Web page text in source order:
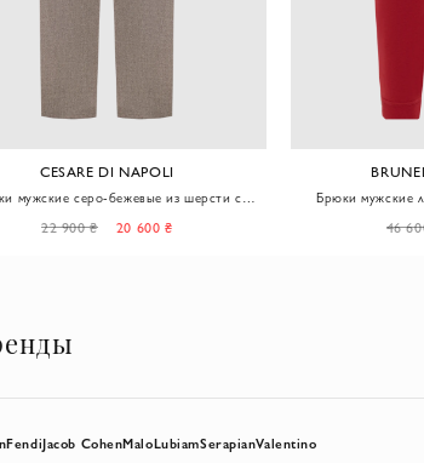
CESARE DI NAPOLI
мужские серо-бежевые из шерсти с
22 900 ₴ 20 600 ₴
Брюки мужские
46
FendiJacob CohenMaloLubiamSerapianValentino